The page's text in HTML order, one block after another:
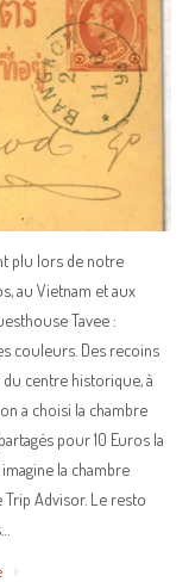
plu lors de notre
au Vietnam et aux
Tavee :
couleurs. Des recoins
centre historique, à
a choisi la chambre
pour 10 Euros la
la chambre
Trip Advisor. Le resto